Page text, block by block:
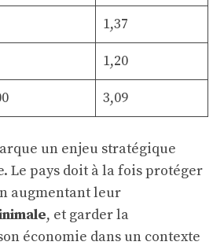
1,37
1,20
3,09
un enjeu stratégique
Le pays doit à la fois protéger
augmentant leur
, et garder la
économie dans un contexte